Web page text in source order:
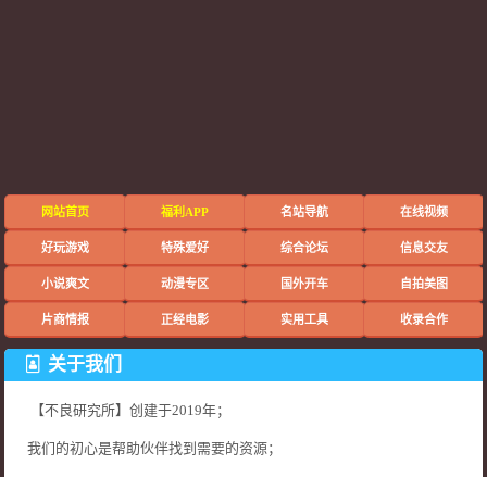
网站首页 福利APP 名站导航 在线视频
好玩游戏 特殊爱好 综合论坛 信息交友
小说爽文 动漫专区 国外开车 自拍美图
片商情报 正经电影 实用工具 收录合作
关于我们
【不良研究所】创建于2019年；
我们的初心是帮助伙伴找到需要的资源；